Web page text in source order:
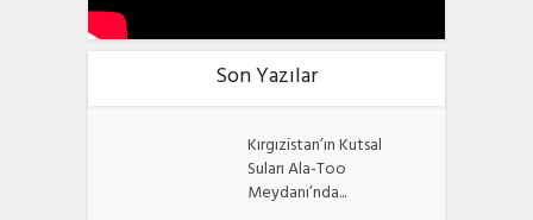
Son Yazılar
Kırgızistan’ın Kutsal
Suları Ala-Too
Meydanı’nda...